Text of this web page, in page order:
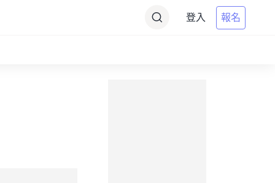
登入 報名